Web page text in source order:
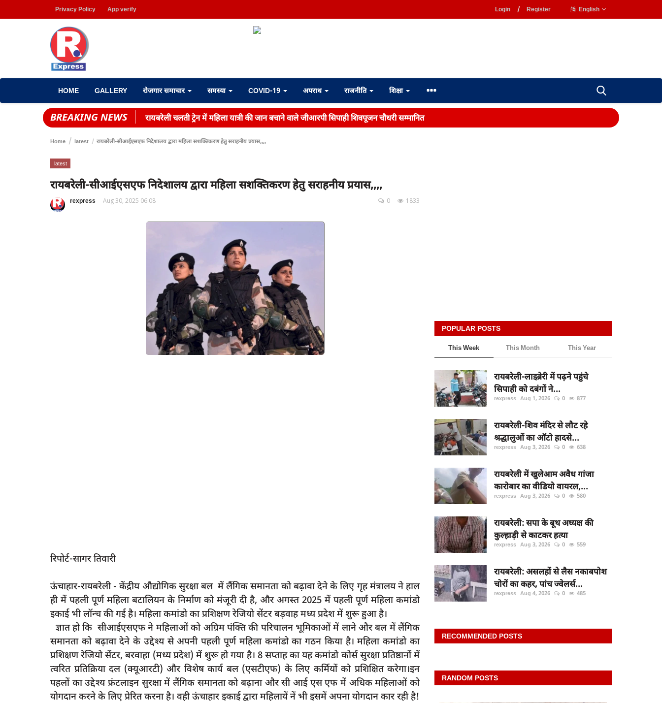
Privacy Policy App verify Login / Register English
HOME GALLERY रोजगार समाचार समस्या COVID-19 अपराध राजनीति शिक्षा
BREAKING NEWS रायबरेली चलती ट्रेन में महिला यात्री की जान बचाने वाले जीआरपी सिपाही शिवपूजन चौधरी सम्मानित
Home latest रायबरेली-सीआईएसएफ निदेशालय द्वारा महिला सशक्तिकरण हेतु सराहनीय प्रयास,,,,
latest
रायबरेली-सीआईएसएफ निदेशालय द्वारा महिला सशक्तिकरण हेतु सराहनीय प्रयास,,,,
rexpress Aug 30, 2025 06:08 1833
0
रिपोर्ट-सागर तिवारी
ऊंचाहार-रायबरेली - केंद्रीय औद्योगिक सुरक्षा बल में लैंगिक समानता को बढ़ावा देने के लिए गृह मंत्रालय ने हाल
ही में पहली पूर्ण महिला बटालियन के निर्माण को मंजूरी दी है, और अगस्त 2025 में पहली पूर्ण महिला कमांडो
इकाई भी लॉन्च की गई है। महिला कमांडो का प्रशिक्षण रेजियो सेंटर बड़वाह मध्य प्रदेश में शुरू हुआ है।
ज्ञात हो कि सीआईएसएफ ने महिलाओं को अग्रिम पंक्ति की परिचालन भूमिकाओं में लाने और बल में लैंगिक
समानता को बढ़ावा देने के उद्देश्य से अपनी पहली पूर्ण महिला कमांडो का गठन किया है। महिला कमांडो का
प्रशिक्षण रेजियो सेंटर, बरवाहा (मध्य प्रदेश) में शुरू हो गया है। 8 सप्ताह का यह कमांडो कोर्स सुरक्षा प्रतिष्ठानों में
त्वरित प्रतिक्रिया दल (क्यूआरटी) और विशेष कार्य बल (एसटीएफ) के लिए कर्मियों को प्रशिक्षित करेगा।इन
पहलों का उद्देश्य फ्रंटलाइन सुरक्षा में लैंगिक समानता को बढ़ाना और सी आई एस एफ में अधिक महिलाओं को
योगदान करने के लिए प्रेरित करना है। वही ऊंचाहार इकाई द्वारा महिलायें नें भी इसमें अपना योगदान कार रही है!
POPULAR POSTS
This Week This Month This Year
रायबरेली-लाइब्रेरी में पढ़ने पहुंचे
सिपाही को दबंगों ने...
rexpress Aug 1, 2026 0 877
रायबरेली-शिव मंदिर से लौट रहे
श्रद्धालुओं का ऑटो हादसे...
rexpress Aug 3, 2026 0 638
रायबरेली में खुलेआम अवैध गांजा
कारोबार का वीडियो वायरल,...
rexpress Aug 3, 2026 0 580
रायबरेली: सपा के बूथ अध्यक्ष की
कुल्हाड़ी से काटकर हत्या
rexpress Aug 3, 2026 0 559
रायबरेली: असलहों से लैस नकाबपोश
चोरों का कहर, पांच ज्वेलर्स...
rexpress Aug 4, 2026 0 485
RECOMMENDED POSTS
RANDOM POSTS